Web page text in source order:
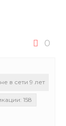
0
не в сети 9 лет
158